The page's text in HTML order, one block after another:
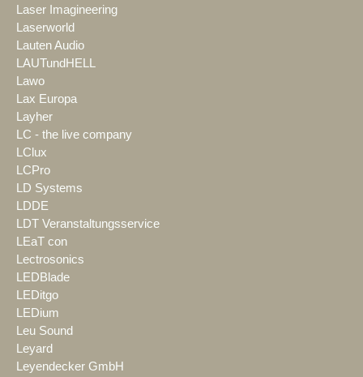
Laser Imagineering
Laserworld
Lauten Audio
LAUTundHELL
Lawo
Lax Europa
Layher
LC - the live company
LClux
LCPro
LD Systems
LDDE
LDT Veranstaltungsservice
LEaT con
Lectrosonics
LEDBlade
LEDitgo
LEDium
Leu Sound
Leyard
Leyendecker GmbH